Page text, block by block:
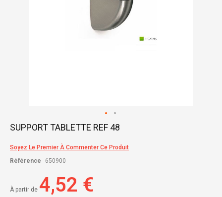
Skip
beginning
of
SUPPORT TABLETTE REF 48
Soyez Le Premier À Commenter Ce Produit
Référence
650900
À partir de 4,52 €